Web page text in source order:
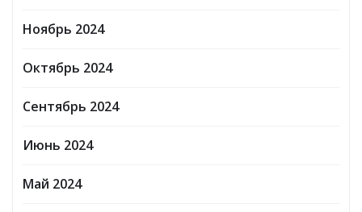
Ноябрь 2024
Октябрь 2024
Сентябрь 2024
Июнь 2024
Май 2024